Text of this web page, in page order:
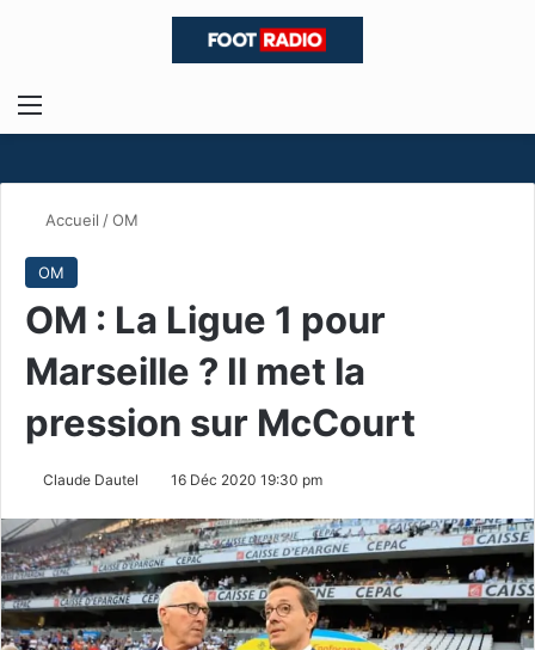
Menu
Accueil /OM
OM
OM : La Ligue 1 pour
Marseille ? Il met la
pression sur McCourt
Claude Dautel 16 Déc 2020 19:30 pm